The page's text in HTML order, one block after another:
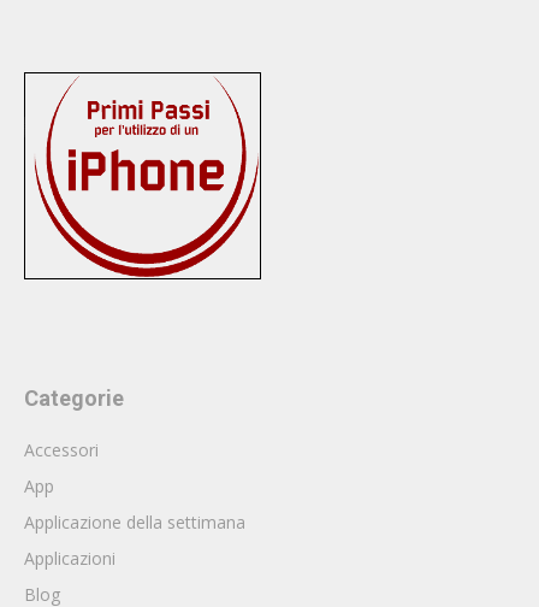
Categorie
Accessori
App
Applicazione della settimana
Applicazioni
Blog